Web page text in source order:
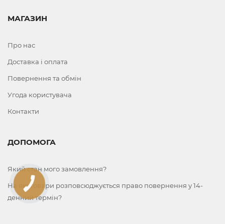
МАГАЗИН
Про нас
Доставка і оплата
Повернення та обмін
Угода користувача
Контакти
ДОПОМОГА
Який стан мого замовлення?
На які товари розповсюджується право повернення у 14-
денний термін?
КНОПКА
ЗВ'ЯЗКУ